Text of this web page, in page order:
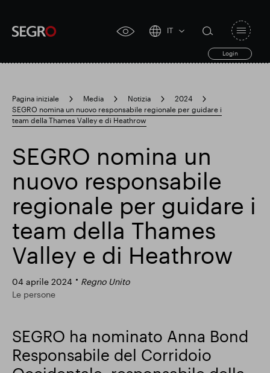
accessibility
IT
Login
search
form
search
Search
for
Ricerca popolare
Responsabile SEGRO
Slough proprietà commerciale
Risultati finanziari
Aggiornamento commerciale
toggle
Pagina iniziale Media Notizia
2024
SEGRO nomina un nuovo responsabile regionale per guidare i
team della Thames Valley e di Heathrow
SEGRO nomina un
nuovo responsabile
regionale per guidare i
team della Thames
Valley e di Heathrow
04 aprile 2024
Regno Unito
Le persone
SEGRO ha nominato Anna Bond
Responsabile del Corridoio